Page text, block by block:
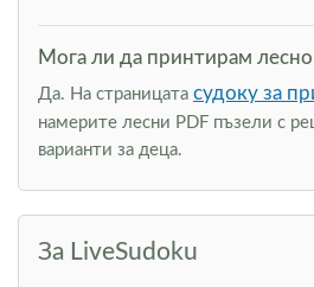
Мога ли да принтирам лесно
Да. На страницата судоку за
намерите лесни PDF пъзели с
варианти за деца.
За LiveSudoku